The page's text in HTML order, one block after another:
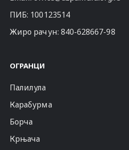
ПИБ: 100123514
Жиро рачун: 840-628667-98
ОГРАНЦИ
Палилула
Карабурма
Борча
Крњача